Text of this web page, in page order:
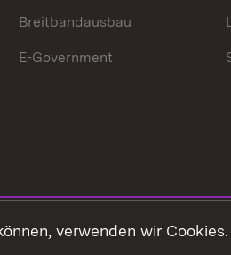
Breitbandausbau
E-Government
verwenden wir Cookies.